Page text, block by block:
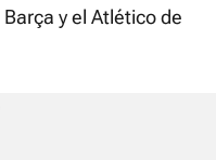
y el Atlético de